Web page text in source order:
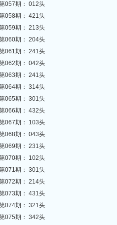
057期： 012头
058期： 421头
059期： 213头
060期： 204头
061期： 241头
062期： 042头
063期： 241头
064期： 314头
065期： 301头
066期： 432头
067期： 103头
068期： 043头
069期： 231头
070期： 102头
071期： 301头
072期： 214头
073期： 431头
074期： 321头
075期： 342头